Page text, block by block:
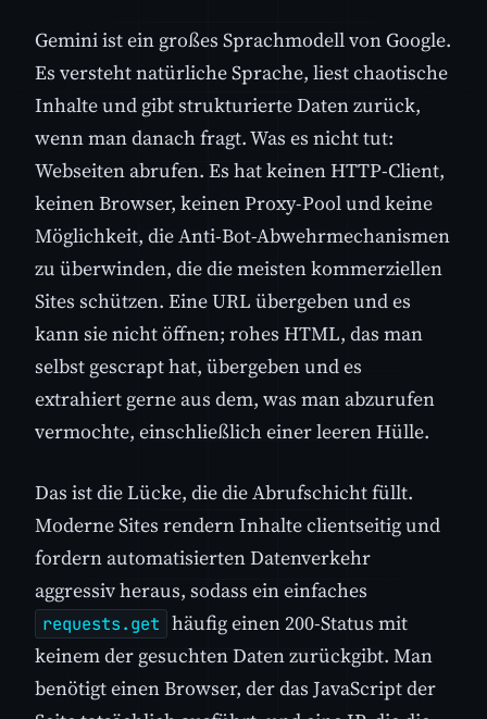
Gemini ist ein großes Sprachmodell von Google.
Es versteht natürliche Sprache, liest chaotische
Inhalte und gibt strukturierte Daten zurück,
wenn man danach fragt. Was es nicht tut:
Webseiten abrufen. Es hat keinen HTTP-Client,
keinen Browser, keinen Proxy-Pool und keine
Möglichkeit, die Anti-Bot-Abwehrmechanismen
zu überwinden, die die meisten kommerziellen
Sites schützen. Eine URL übergeben und es
kann sie nicht öffnen; rohes HTML, das man
selbst gescrapt hat, übergeben und es
extrahiert gerne aus dem, was man abzurufen
vermochte, einschließlich einer leeren Hülle.
Das ist die Lücke, die die Abrufschicht füllt.
Moderne Sites rendern Inhalte clientseitig und
fordern automatisierten Datenverkehr
aggressiv heraus, sodass ein einfaches
requests.get häufig einen 200-Status mit
keinem der gesuchten Daten zurückgibt. Man
benötigt einen Browser, der das JavaScript der